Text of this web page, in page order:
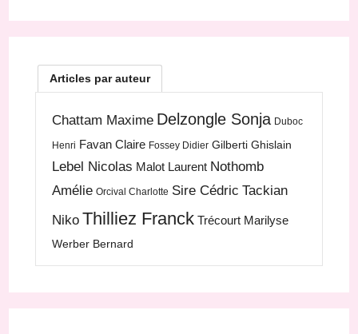
Articles par auteur
Chattam Maxime Delzongle Sonja Duboc
Henri Favan Claire Fossey Didier Gilberti Ghislain
Lebel Nicolas Malot Laurent Nothomb
Amélie Orcival Charlotte Sire Cédric Tackian
Niko Thilliez Franck Trécourt Marilyse
Werber Bernard